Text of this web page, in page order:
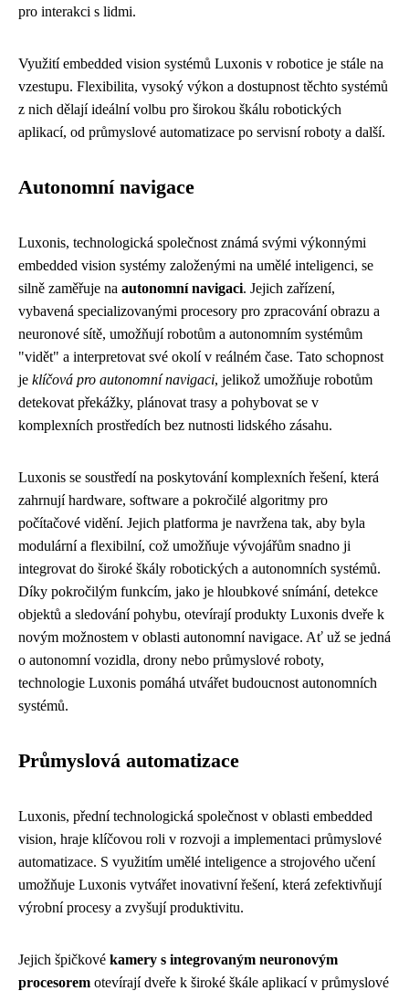
pro interakci s lidmi.
Využití embedded vision systémů Luxonis v robotice je stále na
vzestupu. Flexibilita, vysoký výkon a dostupnost těchto systémů
z nich dělají ideální volbu pro širokou škálu robotických
aplikací, od průmyslové automatizace po servisní roboty a další.
Autonomní navigace
Luxonis, technologická společnost známá svými výkonnými
embedded vision systémy založenými na umělé inteligenci, se
silně zaměřuje na autonomní navigaci. Jejich zařízení,
vybavená specializovanými procesory pro zpracování obrazu a
neuronové sítě, umožňují robotům a autonomním systémům
"vidět" a interpretovat své okolí v reálném čase. Tato schopnost
je klíčová pro autonomní navigaci, jelikož umožňuje robotům
detekovat překážky, plánovat trasy a pohybovat se v
komplexních prostředích bez nutnosti lidského zásahu.
Luxonis se soustředí na poskytování komplexních řešení, která
zahrnují hardware, software a pokročilé algoritmy pro
počítačové vidění. Jejich platforma je navržena tak, aby byla
modulární a flexibilní, což umožňuje vývojářům snadno ji
integrovat do široké škály robotických a autonomních systémů.
Díky pokročilým funkcím, jako je hloubkové snímání, detekce
objektů a sledování pohybu, otevírají produkty Luxonis dveře k
novým možnostem v oblasti autonomní navigace. Ať už se jedná
o autonomní vozidla, drony nebo průmyslové roboty,
technologie Luxonis pomáhá utvářet budoucnost autonomních
systémů.
Průmyslová automatizace
Luxonis, přední technologická společnost v oblasti embedded
vision, hraje klíčovou roli v rozvoji a implementaci průmyslové
automatizace. S využitím umělé inteligence a strojového učení
umožňuje Luxonis vytvářet inovativní řešení, která zefektivňují
výrobní procesy a zvyšují produktivitu.
Jejich špičkové kamery s integrovaným neuronovým
procesorem otevírají dveře k široké škále aplikací v průmyslové